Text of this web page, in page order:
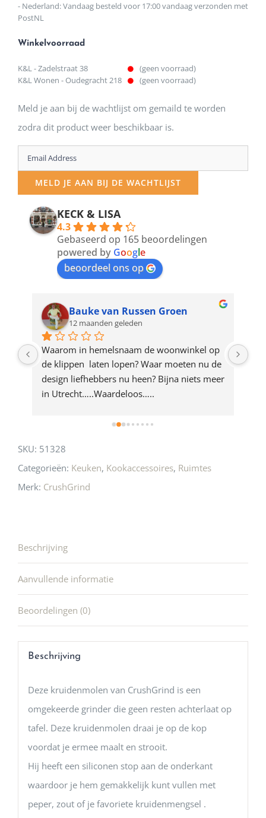
- Nederland: Vandaag besteld voor 17:00 vandaag verzonden met
PostNL
Winkelvoorraad
K&L - Zadelstraat 38
(geen voorraad)
K&L Wonen - Oudegracht 218
(geen voorraad)
Meld je aan bij de wachtlijst om gemaild te worden
zodra dit product weer beschikbaar is.
Enter
your
email
address
product
MELD JE AAN BIJ DE WACHTLIJST
KECK & LISA
4.3
Gebaseerd op 165 beoordelingen
powered by Google
beoordeel ons op
Bauke van Russen Groen
12 maanden geleden
Waarom in hemelsnaam de woonwinkel op
de klippen  laten lopen? Waar moeten nu de
design liefhebbers nu heen? Bijna niets meer
in Utrecht…..Waardeloos…..
SKU: 51328
Categorieën: Keuken, Kookaccessoires, Ruimtes
Merk: CrushGrind
Beschrijving
Aanvullende informatie
Beoordelingen (0)
Beschrijving
Deze kruidenmolen van CrushGrind is een
omgekeerde grinder die geen resten achterlaat op
tafel. Deze kruidenmolen draai je op de kop
voordat je ermee maalt en strooit.
Hij heeft een siliconen stop aan de onderkant
waardoor je hem gemakkelijk kunt vullen met
peper, zout of je favoriete kruidenmengsel .